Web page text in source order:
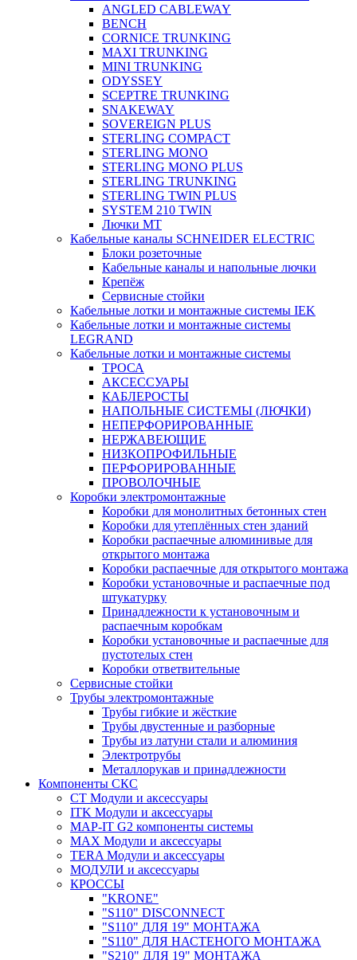
ANGLED CABLEWAY
BENCH
CORNICE TRUNKING
MAXI TRUNKING
MINI TRUNKING
ODYSSEY
SCEPTRE TRUNKING
SNAKEWAY
SOVEREIGN PLUS
STERLING COMPACT
STERLING MONO
STERLING MONO PLUS
STERLING TRUNKING
STERLING TWIN PLUS
SYSTEM 210 TWIN
Лючки MT
Кабельные каналы SCHNEIDER ELECTRIC
Блоки розеточные
Кабельные каналы и напольные лючки
Крепёж
Сервисные стойки
Кабельные лотки и монтажные системы IEK
Кабельные лотки и монтажные системы
LEGRAND
Кабельные лотки и монтажные системы
ТРОСА
АКСЕССУАРЫ
КАБЛЕРОСТЫ
НАПОЛЬНЫЕ СИСТЕМЫ (ЛЮЧКИ)
НЕПЕРФОРИРОВАННЫЕ
НЕРЖАВЕЮЩИЕ
НИЗКОПРОФИЛЬНЫЕ
ПЕРФОРИРОВАННЫЕ
ПРОВОЛОЧНЫЕ
Коробки электромонтажные
Коробки для монолитных бетонных стен
Коробки для утеплённых стен зданий
Коробки распаечные алюминивые для
открытого монтажа
Коробки распаечные для открытого монтажа
Коробки установочные и распаечные под
штукатурку
Принадлежности к установочным и
распаечным коробкам
Коробки установочные и распаечные для
пустотелых стен
Коробки ответвительные
Сервисные стойки
Трубы электромонтажные
Трубы гибкие и жёсткие
Трубы двустенные и разборные
Трубы из латуни стали и алюминия
Электротрубы
Металлорукав и принадлежности
Компоненты СКС
CT Модули и аксессуары
ITK Модули и аксессуары
MAP-IT G2 компоненты системы
MAX Модули и аксессуары
TERA Модули и аксессуары
МОДУЛИ и аксессуары
КРОССЫ
"KRONE"
"S110" DISCONNECT
"S110" ДЛЯ 19" МОНТАЖА
"S110" ДЛЯ НАСТЕНОГО МОНТАЖА
"S210" ДЛЯ 19" МОНТАЖА